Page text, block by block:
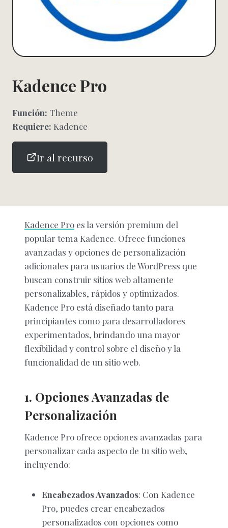
Kadence Pro
Función: Theme
Requiere: Kadence
Ir al recurso
Kadence Pro es la versión premium del
popular tema Kadence. Ofrece funciones
avanzadas y opciones de personalización
adicionales para usuarios de WordPress que
buscan construir sitios web altamente
personalizables, rápidos y optimizados.
Kadence Pro está diseñado tanto para
principiantes como para desarrolladores
experimentados, brindando una mayor
flexibilidad y control sobre el diseño y la
funcionalidad de un sitio web.
1. Opciones Avanzadas de
Personalización
Kadence Pro ofrece opciones avanzadas para
personalizar cada aspecto de tu sitio web,
incluyendo:
Encabezados Avanzados: Con Kadence
Pro, puedes crear encabezados
personalizados con opciones como